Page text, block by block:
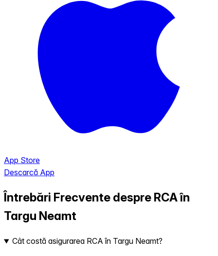
App Store
Descarcă App
Întrebări Frecvente despre RCA în
Targu Neamt
Cât costă asigurarea RCA în Targu Neamt?